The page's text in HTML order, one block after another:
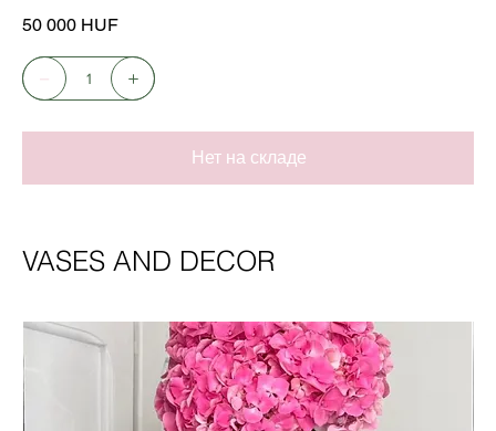
50 000 HUF
Нет на складе
VASES AND DECOR